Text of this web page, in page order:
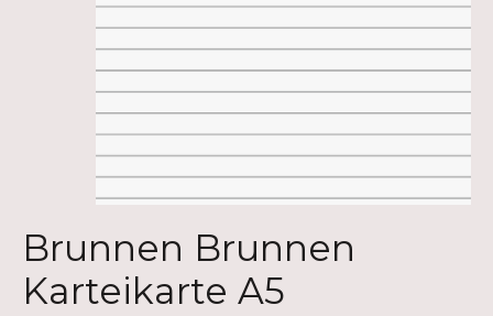
Brunnen Brunnen
Karteikarte A5